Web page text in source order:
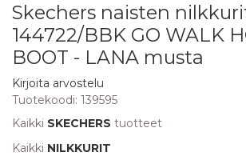
Skechers naisten
144722/BBK GO WALK
BOOT - LANA musta
Kirjoita arvostelu
Tuotekoodi: 139595
Kaikki SKECHERS tuotteet
Kaikki NILKKURIT